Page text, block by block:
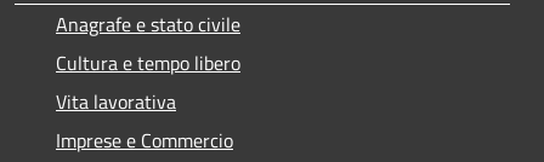
Anagrafe e stato civile
Cultura e tempo libero
Vita lavorativa
Imprese e Commercio